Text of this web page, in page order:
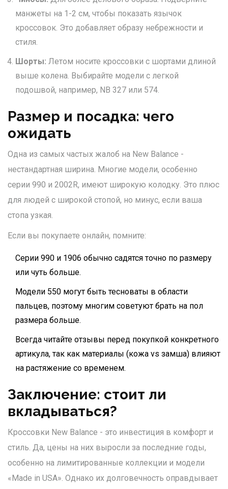
манжеты на 1-2 см, чтобы показать язычок
кроссовок. Это добавляет образу небрежности и
стиля.
Шорты: Летом носите кроссовки с шортами длиной
выше колена. Выбирайте модели с легкой
подошвой, например, NB 327 или 574.
Размер и посадка: чего
ожидать
Одна из самых частых жалоб на New Balance -
нестандартная ширина. Многие модели, особенно
серии 990 и 2002R, имеют широкую колодку. Это плюс
для людей с широкой стопой, но минус, если ваша
стопа узкая.
Если вы покупаете онлайн, помните:
Серии 990 и 1906 обычно садятся точно по размеру
или чуть больше.
Модели 550 могут быть тесноваты в области
пальцев, поэтому многим советуют брать на пол
размера больше.
Всегда читайте отзывы перед покупкой конкретного
артикула, так как материалы (кожа vs замша) влияют
на растяжение со временем.
Заключение: стоит ли
вкладываться?
Кроссовки New Balance - это инвестиция в комфорт и
стиль. Да, цены на них выросли за последние годы,
особенно на лимитированные коллекции и модели
«Made in USA». Однако их долговечность оправдывает